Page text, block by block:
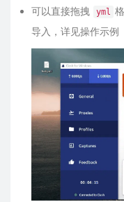
可以直接拖拽
yml
导入，详见操作示例